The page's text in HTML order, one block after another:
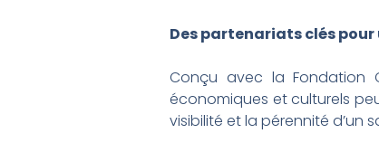
Des partenariats clés
Conçu avec la Fondation
économiques et culturels
visibilité et la pérennité d’un